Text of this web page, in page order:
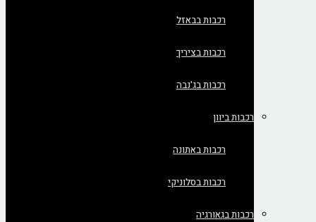
רכבות בבאזל
רכבות בציריך
רכבות בג'נבה
רכבות ביוון
רכבות באתונה
רכבות בסלוניקי
רכבות בגאורגיה